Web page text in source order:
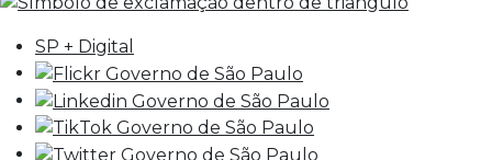
SP + Digital